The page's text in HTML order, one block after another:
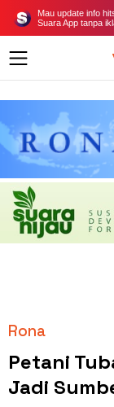
Mau update info
Suara App tanpa
Rona
Petani
Jadi